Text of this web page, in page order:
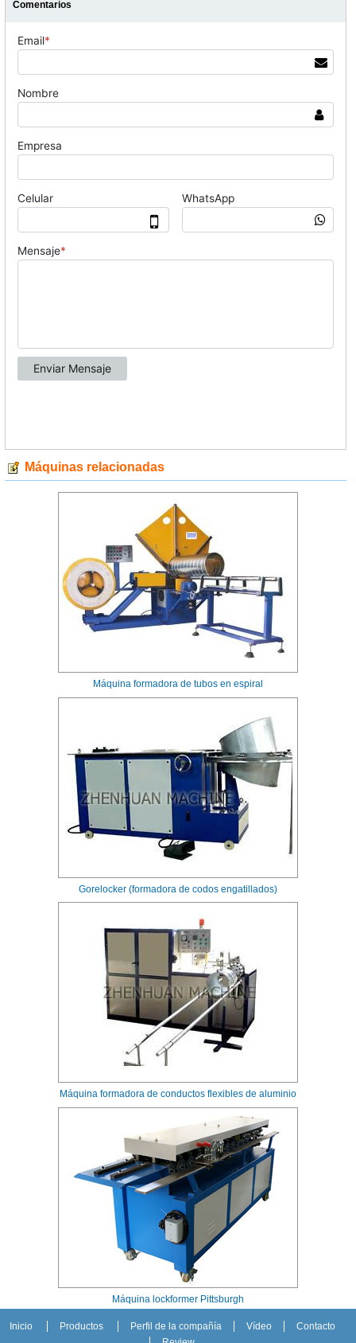
Comentarios
Máquinas relacionadas
Máquina formadora de tubos en espiral
Gorelocker (formadora de codos engatillados)
Máquina formadora de conductos flexibles de aluminio
Máquina lockformer Pittsburgh
Inicio Productos Perfil de la compañía Vídeo
Contacto